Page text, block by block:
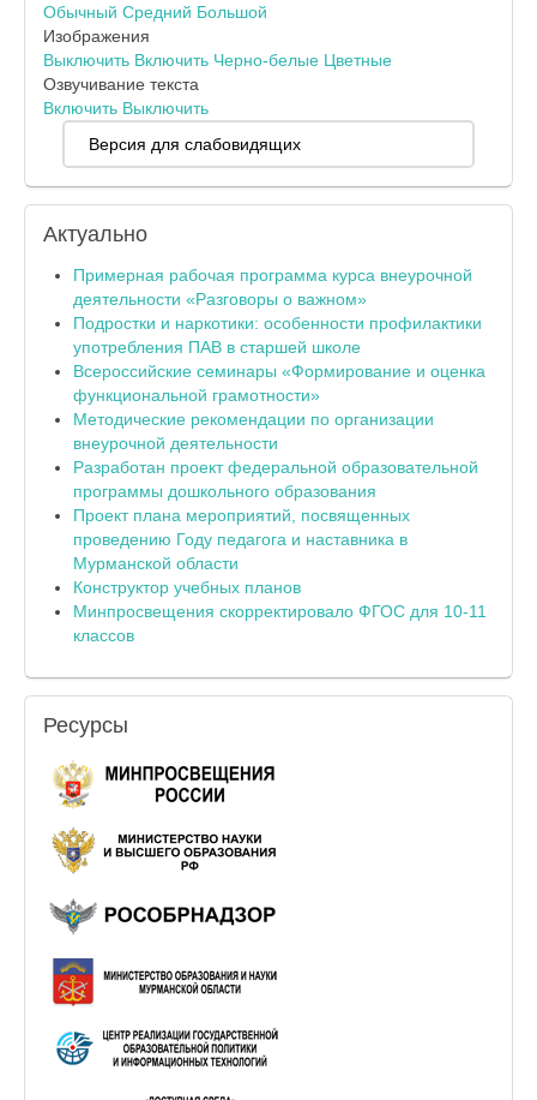
Обычный Средний Большой
Изображения
Выключить Включить Черно-белые Цветные
Озвучивание текста
Включить Выключить
Версия для слабовидящих
Актуально
Примерная рабочая программа курса внеурочной
деятельности «Разговоры о важном»
Подростки и наркотики: особенности профилактики
употребления ПАВ в старшей школе
Всероссийские семинары «Формирование и оценка
функциональной грамотности»
Методические рекомендации по организации
внеурочной деятельности
Разработан проект федеральной образовательной
программы дошкольного образования
Проект плана мероприятий, посвященных
проведению Году педагога и наставника в
Мурманской области
Конструктор учебных планов
Минпросвещения скорректировало ФГОС для 10-11
классов
Ресурсы